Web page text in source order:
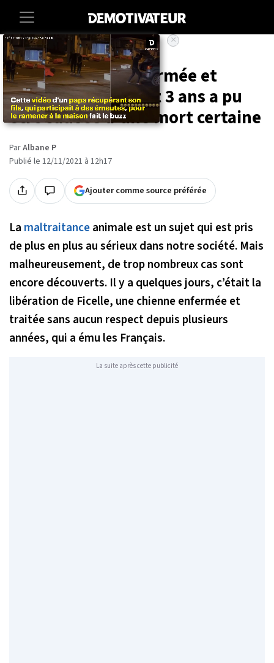
Accueil Societe Animaux
Cette chienne enfermée et
maltraitée pendant 3 ans a pu
être sauvée d'une mort certaine
ParAlbane P
Publié le 12/11/2021 à 12h17
Ajouter comme source préférée
La maltraitanceanimale est un sujet qui est pris
de plus en plus au sérieux dans notre société. Mais
malheureusement, de trop nombreux cas sont
encore découverts. Il y a quelques jours, c’était la
libération de Ficelle, une chienne enfermée et
traitée sans aucun respect depuis plusieurs
années, qui a ému les Français.
La suite après cette publicité
×